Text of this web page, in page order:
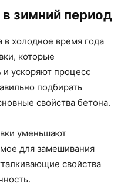
зимний период
в холодное время года
которые
и ускоряют процесс
подбирать
свойства бетона.
уменьшают
для замешивания
свойства